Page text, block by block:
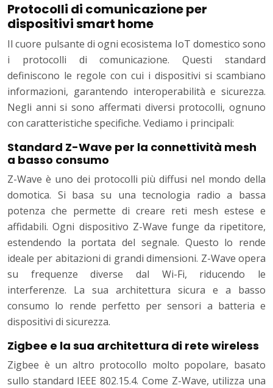
Protocolli di comunicazione per
dispositivi smart home
Il cuore pulsante di ogni ecosistema IoT domestico sono
i protocolli di comunicazione. Questi standard
definiscono le regole con cui i dispositivi si scambiano
informazioni, garantendo interoperabilità e sicurezza.
Negli anni si sono affermati diversi protocolli, ognuno
con caratteristiche specifiche. Vediamo i principali:
Standard Z-Wave per la connettività mesh
a basso consumo
Z-Wave è uno dei protocolli più diffusi nel mondo della
domotica. Si basa su una tecnologia radio a bassa
potenza che permette di creare reti mesh estese e
affidabili. Ogni dispositivo Z-Wave funge da ripetitore,
estendendo la portata del segnale. Questo lo rende
ideale per abitazioni di grandi dimensioni. Z-Wave opera
su frequenze diverse dal Wi-Fi, riducendo le
interferenze. La sua architettura sicura e a basso
consumo lo rende perfetto per sensori a batteria e
dispositivi di sicurezza.
Zigbee e la sua architettura di rete wireless
Zigbee è un altro protocollo molto popolare, basato
sullo standard IEEE 802.15.4. Come Z-Wave, utilizza una